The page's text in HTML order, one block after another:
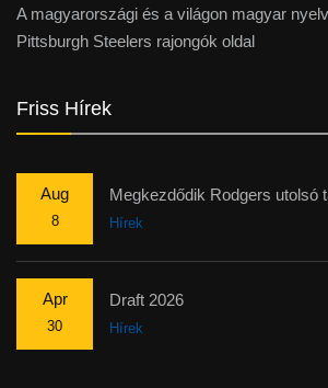
A magyarországi és a világon magyar
Pittsburgh Steelers rajongók oldal
Friss Hírek
Aug
8
Megkezdődik Rodgers utolsó
Hírek
Apr
30
Draft 2026
Hírek